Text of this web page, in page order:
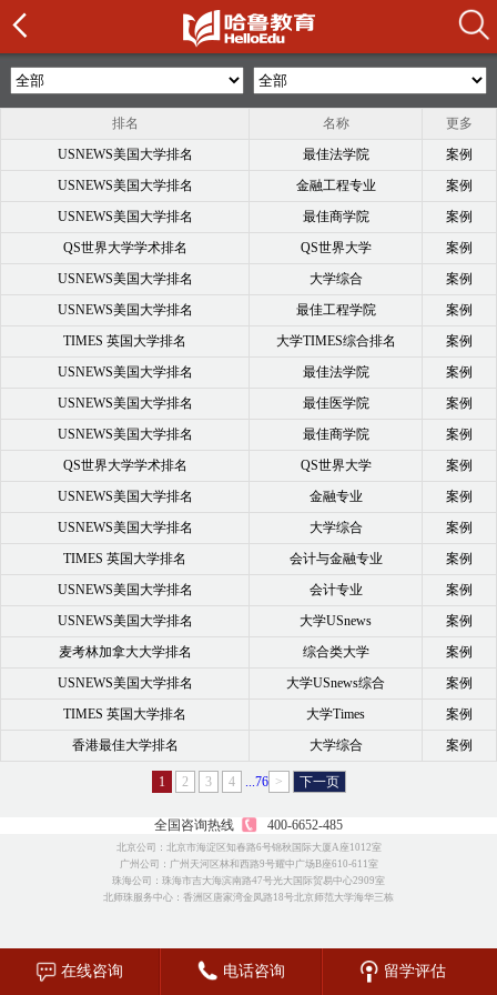
排名 名称
更多
USNEWS美国大学排名
最佳法学院
案例
USNEWS美国大学排名
金融工程专业
案例
USNEWS美国大学排名
最佳商学院
案例
QS世界大学学术排名
QS世界大学
案例
USNEWS美国大学排名
大学综合
案例
USNEWS美国大学排名
最佳工程学院
案例
TIMES 英国大学排名
大学TIMES综合排名
案例
USNEWS美国大学排名
最佳法学院
案例
USNEWS美国大学排名
最佳医学院
案例
USNEWS美国大学排名
最佳商学院
案例
QS世界大学学术排名
QS世界大学
案例
USNEWS美国大学排名
金融专业
案例
USNEWS美国大学排名
大学综合
案例
TIMES 英国大学排名
会计与金融专业
案例
USNEWS美国大学排名
会计专业
案例
USNEWS美国大学排名
大学USnews
案例
麦考林加拿大大学排名
综合类大学
案例
USNEWS美国大学排名
大学USnews综合
案例
TIMES 英国大学排名
大学Times
案例
香港最佳大学排名
大学综合 案例
1 2 3 4 ...76 > 下一页
全国咨询热线 400-6652-485
北京公司：北京市海淀区知春路6号锦秋国际大厦A座1012室
广州公司：广州天河区林和西路9号耀中广场B座610-611室
珠海公司：珠海市吉大海滨南路47号光大国际贸易中心2909室
北师珠服务中心：香洲区唐家湾金凤路18号北京师范大学海华三栋
在线咨询 电话咨询 留学评估